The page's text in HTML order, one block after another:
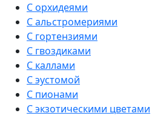
С орхидеями
С альстромериями
С гортензиями
С гвоздиками
С каллами
С эустомой
С пионами
С экзотическими цветами